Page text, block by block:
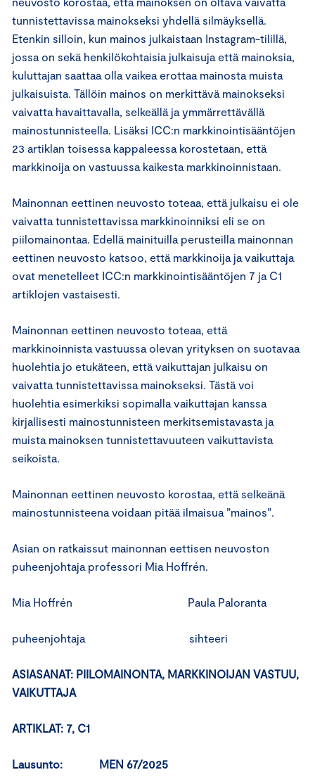
tunnistettavissa mainokseksi yhdellä silmäyksellä.
Etenkin silloin, kun mainos julkaistaan Instagram-tilillä,
jossa on sekä henkilökohtaisia julkaisuja että mainoksia,
kuluttajan saattaa olla vaikea erottaa mainosta muista
julkaisuista. Tällöin mainos on merkittävä mainokseksi
vaivatta havaittavalla, selkeällä ja ymmärrettävällä
mainostunnisteella. Lisäksi ICC:n markkinointisääntöjen
23 artiklan toisessa kappaleessa korostetaan, että
markkinoija on vastuussa kaikesta markkinoinnistaan.
Mainonnan eettinen neuvosto toteaa, että julkaisu ei ole
vaivatta tunnistettavissa markkinoinniksi eli se on
piilomainontaa. Edellä mainituilla perusteilla mainonnan
eettinen neuvosto katsoo, että markkinoija ja vaikuttaja
ovat menetelleet ICC:n markkinointisääntöjen 7 ja C1
artiklojen vastaisesti.
Mainonnan eettinen neuvosto toteaa, että
markkinoinnista vastuussa olevan yrityksen on suotavaa
huolehtia jo etukäteen, että vaikuttajan julkaisu on
vaivatta tunnistettavissa mainokseksi. Tästä voi
huolehtia esimerkiksi sopimalla vaikuttajan kanssa
kirjallisesti mainostunnisteen merkitsemistavasta ja
muista mainoksen tunnistettavuuteen vaikuttavista
seikoista.
Mainonnan eettinen neuvosto korostaa, että selkeänä
mainostunnisteena voidaan pitää ilmaisua ”mainos”.
Asian on ratkaissut mainonnan eettisen neuvoston
puheenjohtaja professori Mia Hoffrén.
Mia Hoffrén Paula Paloranta
puheenjohtaja sihteeri
ASIASANAT: PIILOMAINONTA, MARKKINOIJAN VASTUU,
VAIKUTTAJA
ARTIKLAT: 7, C1
Lausunto: MEN 67/2025